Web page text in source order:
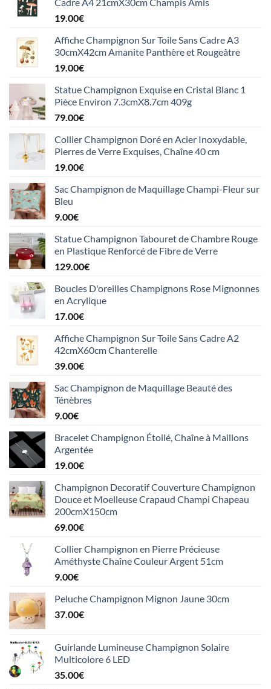
19.00€
Affiche Champignon Sur Toile Sans Cadre A3
30cmX42cm Amanite Panthère et Rougeâtre
19.00€
Statue Champignon Exquise en Cristal Blanc 1
Pièce Environ 7.3cmX8.7cm 409g
79.00€
Collier Champignon Doré en Acier Inoxydable,
Pierres de Verre Exquises, Chaîne 40 cm
19.00€
Sac Champignon de Maquillage Champi-Fleur sur
Bleu
9.00€
Statue Champignon Tabouret de Chambre Rouge
en Plastique Renforcé de Fibre de Verre
129.00€
Boucles D'oreilles Champignons Rose Mignonnes
en Acrylique
17.00€
Affiche Champignon Sur Toile Sans Cadre A2
42cmX60cm Chanterelle
39.00€
Sac Champignon de Maquillage Beauté des
Ténèbres
9.00€
Bracelet Champignon Étoilé, Chaîne à Maillons
Argentée
19.00€
Champignon Decoratif Couverture Champignon
Douce et Moelleuse Crapaud Champi Chapeau
200cmX150cm
69.00€
Collier Champignon en Pierre Précieuse
Améthyste Chaîne Couleur Argent 51cm
9.00€
Peluche Champignon Mignon Jaune 30cm
37.00€
Guirlande Lumineuse Champignon Solaire
Multicolore 6 LED
35.00€